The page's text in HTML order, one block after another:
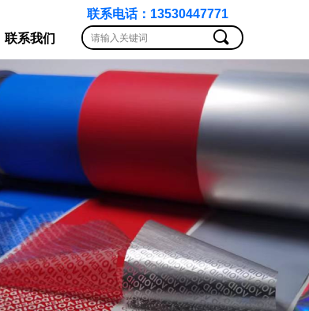
联系我们 끠
联系电话：13530447771